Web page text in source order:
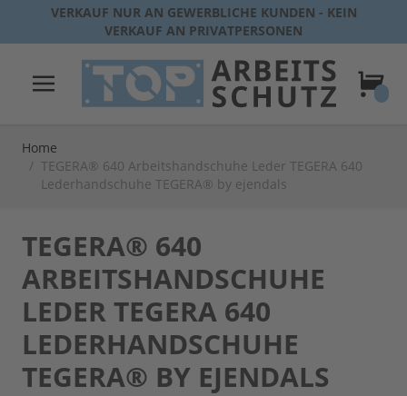
Direkt zum Inhalt
VERKAUF NUR AN GEWERBLICHE KUNDEN - KEIN
VERKAUF AN PRIVATPERSONEN
Home
/ TEGERA® 640 Arbeitshandschuhe Leder TEGERA 640
Lederhandschuhe TEGERA® by ejendals
TEGERA® 640
ARBEITSHANDSCHUHE
LEDER TEGERA 640
LEDERHANDSCHUHE
TEGERA® BY EJENDALS